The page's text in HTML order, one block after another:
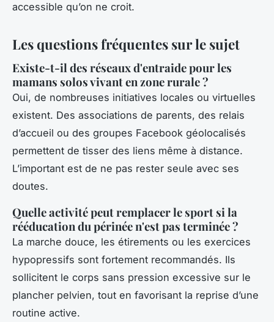
accessible qu’on ne croit.
Les questions fréquentes sur le sujet
Existe-t-il des réseaux d'entraide pour les
mamans solos vivant en zone rurale ?
Oui, de nombreuses initiatives locales ou virtuelles
existent. Des associations de parents, des relais
d’accueil ou des groupes Facebook géolocalisés
permettent de tisser des liens même à distance.
L’important est de ne pas rester seule avec ses
doutes.
Quelle activité peut remplacer le sport si la
rééducation du périnée n'est pas terminée ?
La marche douce, les étirements ou les exercices
hypopressifs sont fortement recommandés. Ils
sollicitent le corps sans pression excessive sur le
plancher pelvien, tout en favorisant la reprise d’une
routine active.